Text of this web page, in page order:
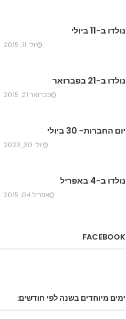
נולדו ב-11 ביולי
יולי 11, 2015
נולדו ב-21 בפברואר
פברואר 21, 2015
יום החברות- 30 ביולי
יולי 30, 2023
נולדו ב-4 באפריל
אפריל 04, 2015
FACEBOOK
ימים מיוחדים בשנה לפי חודשים: